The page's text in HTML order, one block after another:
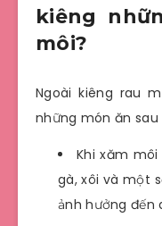
kiêng
môi?
Ngoài kiêng rau
những món ăn
Khi xăm
gà, xôi và một
ảnh hưởng đến